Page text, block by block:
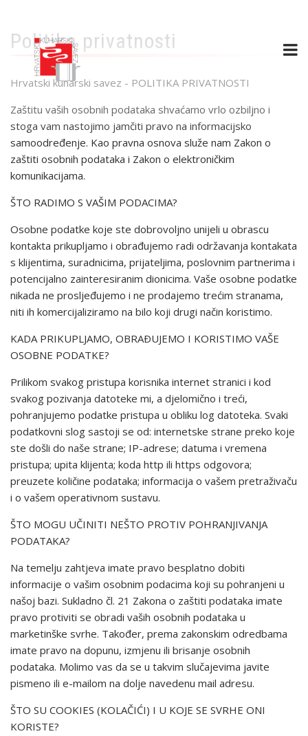
main
content
Politika privatnosti
Hrvatski kuharski savez - POLITIKA PRIVATNOSTI
Zaštitu vaših osobnih podataka shvaćamo vrlo ozbiljno i
stoga vam nastojimo jamčiti pravo na informacijsko
samoodređenje. Kao pravna osnova služe nam Zakon o
zaštiti osobnih podataka i Zakon o elektroničkim
komunikacijama.
ŠTO RADIMO S VAŠIM PODACIMA?
Osobne podatke koje ste dobrovoljno unijeli u obrascu
kontakta prikupljamo i obrađujemo radi održavanja kontakata
s klijentima, suradnicima, prijateljima, poslovnim partnerima i
potencijalno zainteresiranim dionicima. Vaše osobne podatke
nikada ne prosljeđujemo i ne prodajemo trećim stranama,
niti ih komercijaliziramo na bilo koji drugi način koristimo.
KADA PRIKUPLJAMO, OBRAÐUJEMO I KORISTIMO VAŠE
OSOBNE PODATKE?
Prilikom svakog pristupa korisnika internet stranici i kod
svakog pozivanja datoteke mi, a djelomično i treći,
pohranjujemo podatke pristupa u obliku log datoteka. Svaki
podatkovni slog sastoji se od: internetske strane preko koje
ste došli do naše strane; IP-adrese; datuma i vremena
pristupa; upita klijenta; koda http ili https odgovora;
preuzete količine podataka; informacija o vašem pretraživaču
i o vašem operativnom sustavu.
ŠTO MOGU UČINITI NEŠTO PROTIV POHRANJIVANJA
PODATAKA?
Na temelju zahtjeva imate pravo besplatno dobiti
informacije o vašim osobnim podacima koji su pohranjeni u
našoj bazi. Sukladno čl. 21 Zakona o zaštiti podataka imate
pravo protiviti se obradi vaših osobnih podataka u
marketinške svrhe. Također, prema zakonskim odredbama
imate pravo na dopunu, izmjenu ili brisanje osobnih
podataka. Molimo vas da se u takvim slučajevima javite
pismeno ili e-mailom na dolje navedenu mail adresu.
ŠTO SU COOKIES (KOLAČIĆI) I U KOJE SE SVRHE ONI
KORISTE?